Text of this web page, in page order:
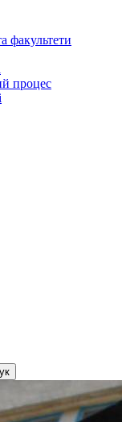
факультети
процес